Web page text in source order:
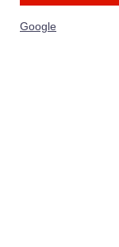
Google